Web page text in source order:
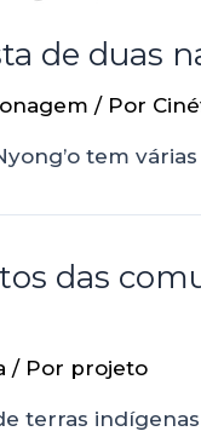
de duas
/ Por
tem
das
/ Por projeto
terras